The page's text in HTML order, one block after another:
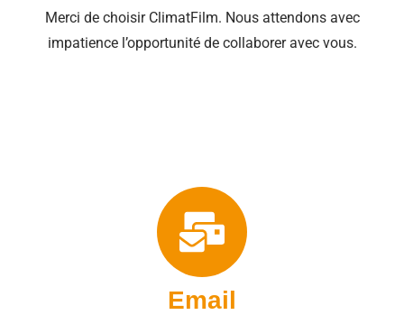
Merci de choisir ClimatFilm. Nous attendons avec
impatience l’opportunité de collaborer avec vous.
Email